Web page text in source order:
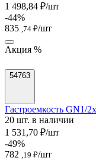
1 498,84 ₽/шт
-44%
835 ,74 ₽/шт
Акция %
54763
Гастроемкость GN1/
20 шт. в наличии
1 531,70 ₽/шт
-49%
782 ,19 ₽/шт